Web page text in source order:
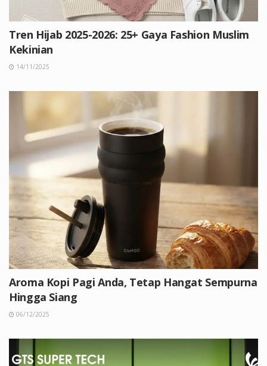
Tren Hijab 2025-2026: 25+ Gaya Fashion Muslim
Kekinian
14/11/2025
Aroma Kopi Pagi Anda, Tetap Hangat Sempurna
Hingga Siang
06/12/2025